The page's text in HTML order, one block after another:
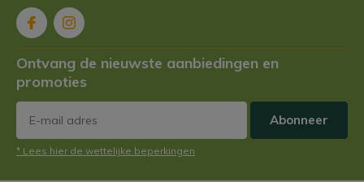
DoorNiels Cox
Hoe maak je een vleesetende
plantentuin?
DoorNiels
Ontvang de nieuwste aanbiedingen en
promoties
Abonneer
* Lees hier de wettelijke beperkingen